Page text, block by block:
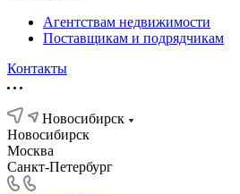
Агентствам недвижимости
Поставщикам и подрядчикам
Контакты
Новосибирск
Новосибирск
Москва
Санкт-Петербург